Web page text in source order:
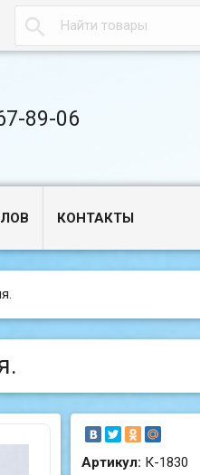

89-06
КОНТАКТЫ
Артикул: К-1830